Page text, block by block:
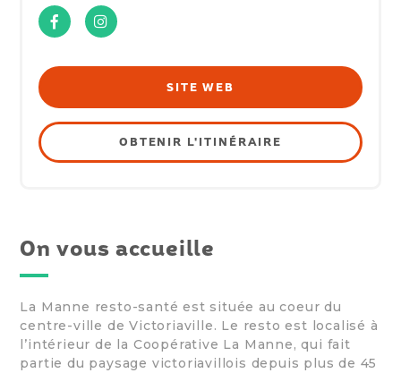
FacebookInstagram
SITE WEB
OBTENIR L'ITINÉRAIRE
On vous accueille
La Manne resto-santé est située au coeur du
centre-ville de Victoriaville. Le resto est localisé à
l’intérieur de la Coopérative La Manne, qui fait
partie du paysage victoriavillois depuis plus de 45